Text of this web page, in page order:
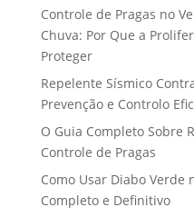
Controle de Pragas no
Chuva: Por Que a
Proteger
Repelente Sísmico
Prevenção e Controlo
O Guia Completo Sobre
Controle de Pragas
Como Usar Diabo Verde
Completo e Definitivo